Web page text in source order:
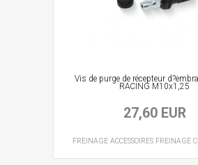
Vis de purge de récepteur
RACING M10x1,25
27,60 EUR
FREINAGE ACCESSOIRES FREINAGE